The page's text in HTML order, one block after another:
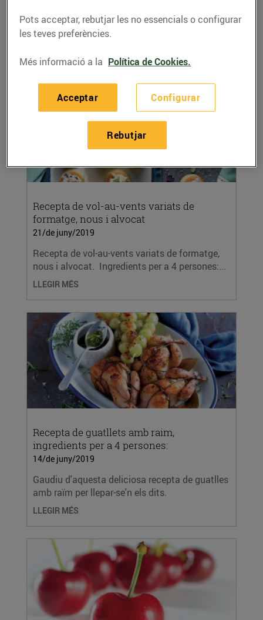
Al llarg dels segles, els formatges han adquirit
una gran diversitat de textures, aromes i...
LLEGIR MÉS
Recepta de vol-au-vents variats de
formatge, nous i alvocat
21/de juny/2019
Recepta de vol-au-vents variats de formatge,
nous i alvocat. Ingredients per a 4 persones:...
LLEGIR MÉS
Recepta de guatllets amb raim,
ingredients per a 4 persones:
14/de juny/2019
Gaudiu d'aquesta deliciosa recepta de guatlles
amb raïm per llepar-se'n els dits.
LLEGIR MÉS
Pots acceptar, rebutjar les no essencials o configurar
les teves preferències.
Més informació a la Política de Cookies.
Configurar
Rebutjar
Acceptar